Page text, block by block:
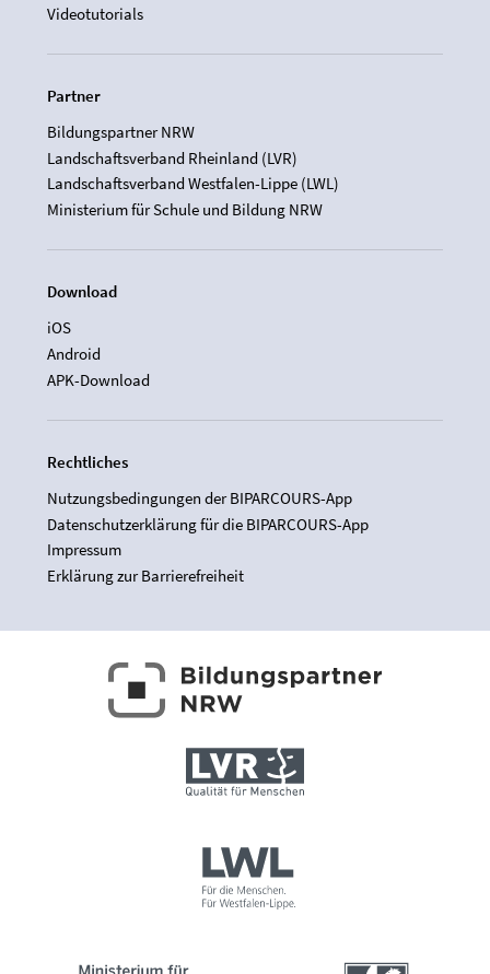
Videotutorials
Partner
Bildungspartner NRW
Landschaftsverband Rheinland (LVR)
Landschaftsverband Westfalen-Lippe (LWL)
Ministerium für Schule und Bildung NRW
Download
iOS
Android
APK-Download
Rechtliches
Nutzungsbedingungen der BIPARCOURS-App
Datenschutzerklärung für die BIPARCOURS-App
Impressum
Erklärung zur Barrierefreiheit